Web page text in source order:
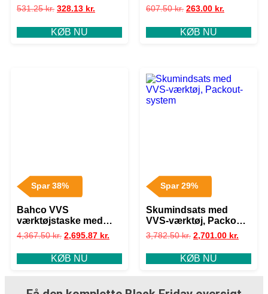
531.25kr. 328.13 kr.
KØB NU
607.50kr. 263.00 kr.
KØB NU
Spar 38%
Bahco VVS
værktøjstaske med
værktøj
4,367.50kr. 2,695.87 kr.
KØB NU
Spar 29%
Skumindsats med
VVS-værktøj, Packout-
system
3,782.50kr. 2,701.00 kr.
KØB NU